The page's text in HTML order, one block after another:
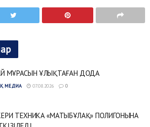
МҰРАСЫН ҰЛЫҚТАҒАН ДОДА
МЕДИА 07.08.2026 0
ТЕХНИКА «МАТЫБҰЛАҚ» ПОЛИГОНЫНА